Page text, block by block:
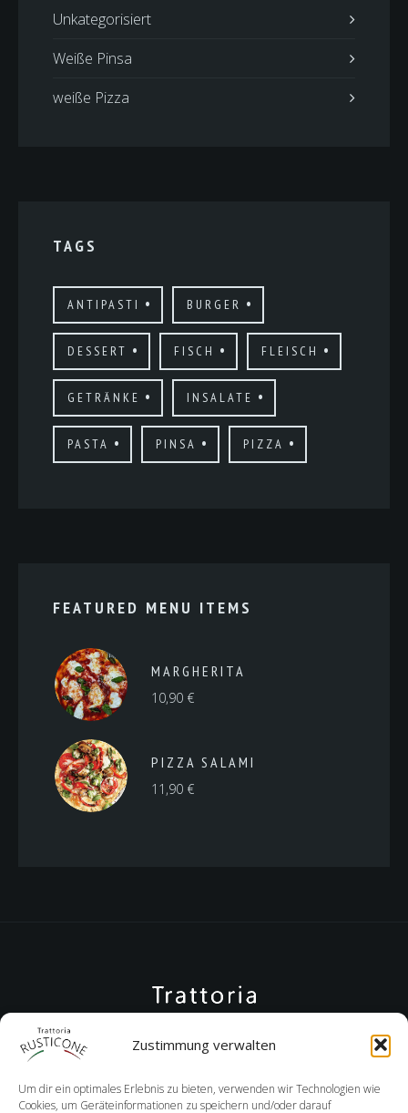
Zustimmung verwalten
Um dir ein optimales Erlebnis zu bieten, verwenden wir Technologien wie
Cookies, um Geräteinformationen zu speichern und/oder darauf
Unkategorisiert
Weiße Pinsa
weiße Pizza
TAGS
ANTIPASTI BURGER
DESSERT FISCH FLEISCH
GETRÄNKE INSALATE
PASTA PINSA PIZZA
FEATURED MENU ITEMS
MARGHERITA
10,90 €
PIZZA SALAMI
11,90 €